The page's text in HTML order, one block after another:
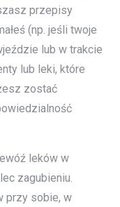
przepisy
(np. jeśli twoje
lub w trakcie
lub leki, które
zostać
leków w
zagubieniu.
przy sobie, w